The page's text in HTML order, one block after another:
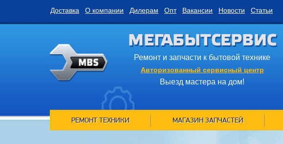
Доставка О компании Дилерам Опт Вакансии Новости Статьи
МЕГАБЫТСЕРВИС
Ремонт и запчасти к бытовой технике
Авторизованный сервисный центр
Выезд мастера на дом!
РЕМОНТ ТЕХНИКИ МАГАЗИН ЗАПЧАСТЕЙ